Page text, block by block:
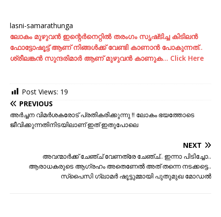
lasni-samarathunga
ലോകം മുഴുവന്‍ ഇന്റെര്‍നെറ്റില്‍ തരംഗം സൃഷ്‌ടിച്ച കിടിലന്‍
ഫോട്ടോഷൂട്ട്‌ ആണ് നിങ്ങള്‍ക്ക് വേണ്ടി കാണാന്‍ പോകുന്നത്..
ശ്രീലങ്കന്‍ സുന്ദരിമാര്‍ ആണ് മുഴുവന്‍ കാണുക… Click Here
Post Views: 19
PREVIOUS
അർച്ചന വിമർശകരോട് പ്രതികരിക്കുന്നു !! ലോകം ഭയത്തോടെ
ജീവിക്കുന്നതിനിടയിലാണ് ഇത് ഇതുപോലെ
NEXT
അവന്മാര്‍ക്ക് ചേഞ്ച് വേണത്രേ ചേഞ്ച്.. ഇന്നാ പിടിച്ചോ..
ആരാധകരുടെ ആഗ്രഹം അതെണേല്‍ അത് തന്നെ നടക്കട്ടെ..
സ്പൈസി ഗ്ലാമര്‍ ഷൂട്ടുമ്മായി പുതുമുഖ മോഡല്‍